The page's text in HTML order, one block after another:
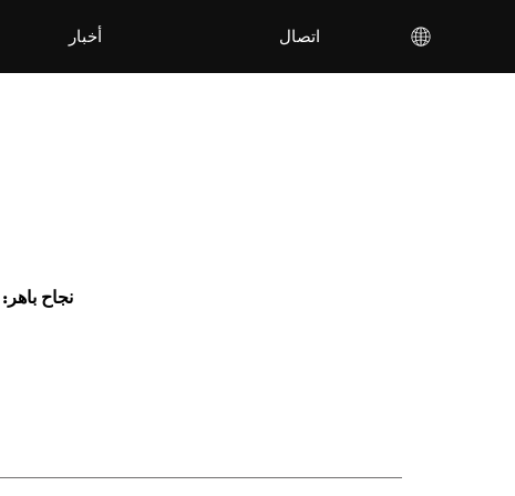
أخبار اتصال
نجاح